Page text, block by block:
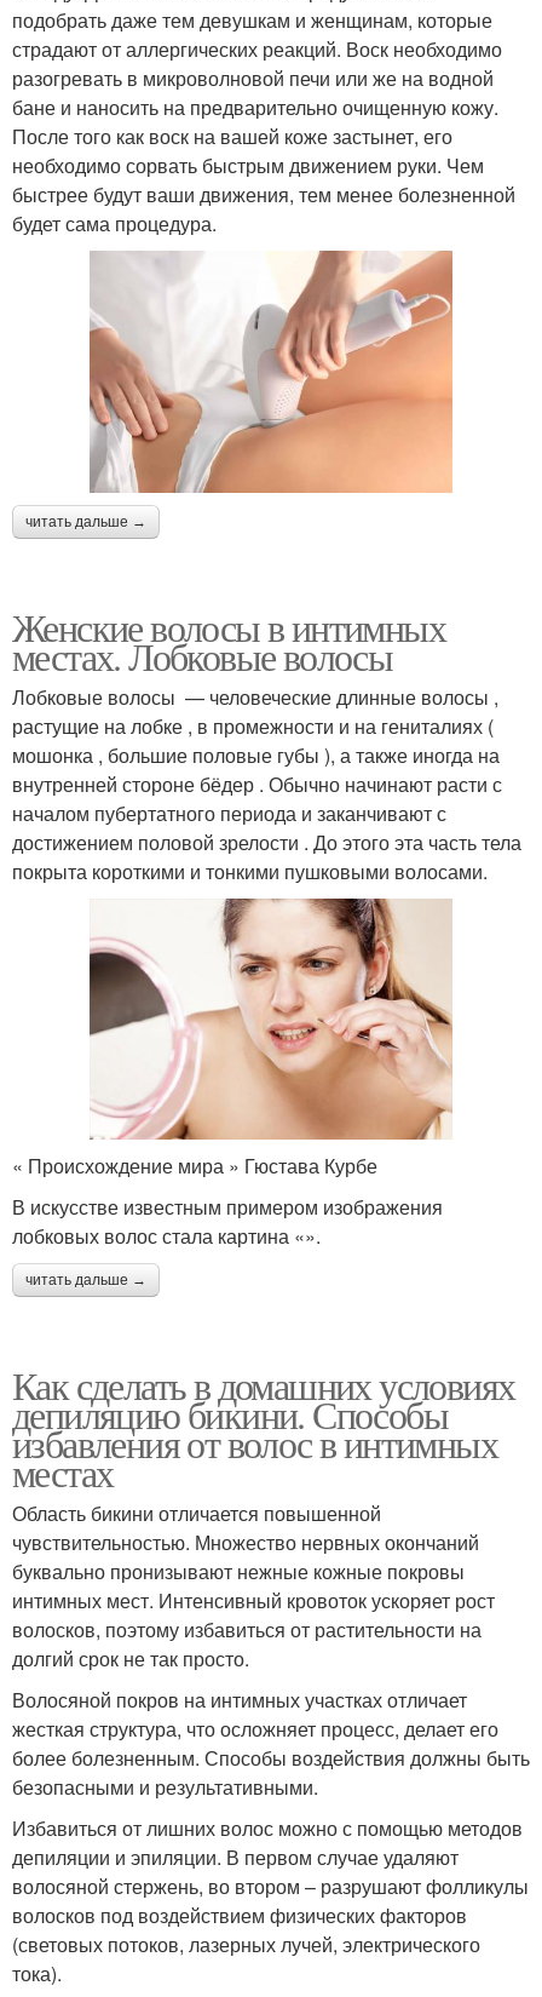
подобрать даже тем девушкам и женщинам, которые
страдают от аллергических реакций. Воск необходимо
разогревать в микроволновой печи или же на водной
бане и наносить на предварительно очищенную кожу.
После того как воск на вашей коже застынет, его
необходимо сорвать быстрым движением руки. Чем
быстрее будут ваши движения, тем менее болезненной
будет сама процедура.
читать дальше →
Женские волосы в интимных
местах. Лобковые волосы
Лобковые волосы — человеческие длинные волосы ,
растущие на лобке , в промежности и на гениталиях (
мошонка , большие половые губы ), а также иногда на
внутренней стороне бёдер . Обычно начинают расти с
началом пубертатного периода и заканчивают с
достижением половой зрелости . До этого эта часть тела
покрыта короткими и тонкими пушковыми волосами.
« Происхождение мира » Гюстава Курбе
В искусстве известным примером изображения
лобковых волос стала картина «».
читать дальше →
Как сделать в домашних условиях
депиляцию бикини. Способы
избавления от волос в интимных
местах
Область бикини отличается повышенной
чувствительностью. Множество нервных окончаний
буквально пронизывают нежные кожные покровы
интимных мест. Интенсивный кровоток ускоряет рост
волосков, поэтому избавиться от растительности на
долгий срок не так просто.
Волосяной покров на интимных участках отличает
жесткая структура, что осложняет процесс, делает его
более болезненным. Способы воздействия должны быть
безопасными и результативными.
Избавиться от лишних волос можно с помощью методов
депиляции и эпиляции. В первом случае удаляют
волосяной стержень, во втором – разрушают фолликулы
волосков под воздействием физических факторов
(световых потоков, лазерных лучей, электрического
тока).